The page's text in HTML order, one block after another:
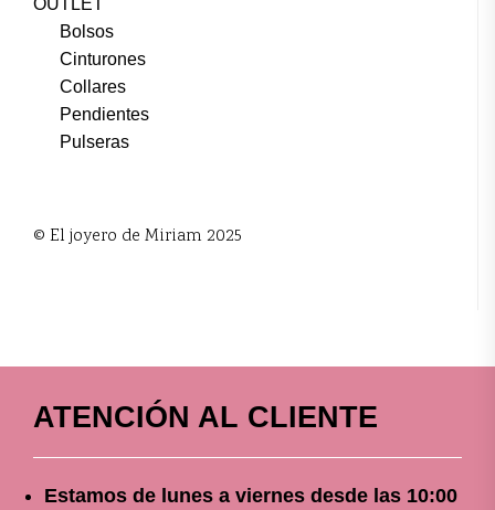
Bolsos
Cinturones
Collares
Pendientes
Pulseras
© El joyero de Miriam 2025
ATENCIÓN AL CLIENTE
Estamos de lunes a viernes desde las 10:00